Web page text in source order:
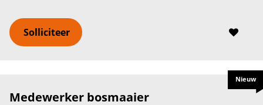
Solliciteer
Medewerker bosmaaier
Nieuw